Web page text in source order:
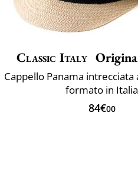
Classic Italy
formato in Italia
84€00